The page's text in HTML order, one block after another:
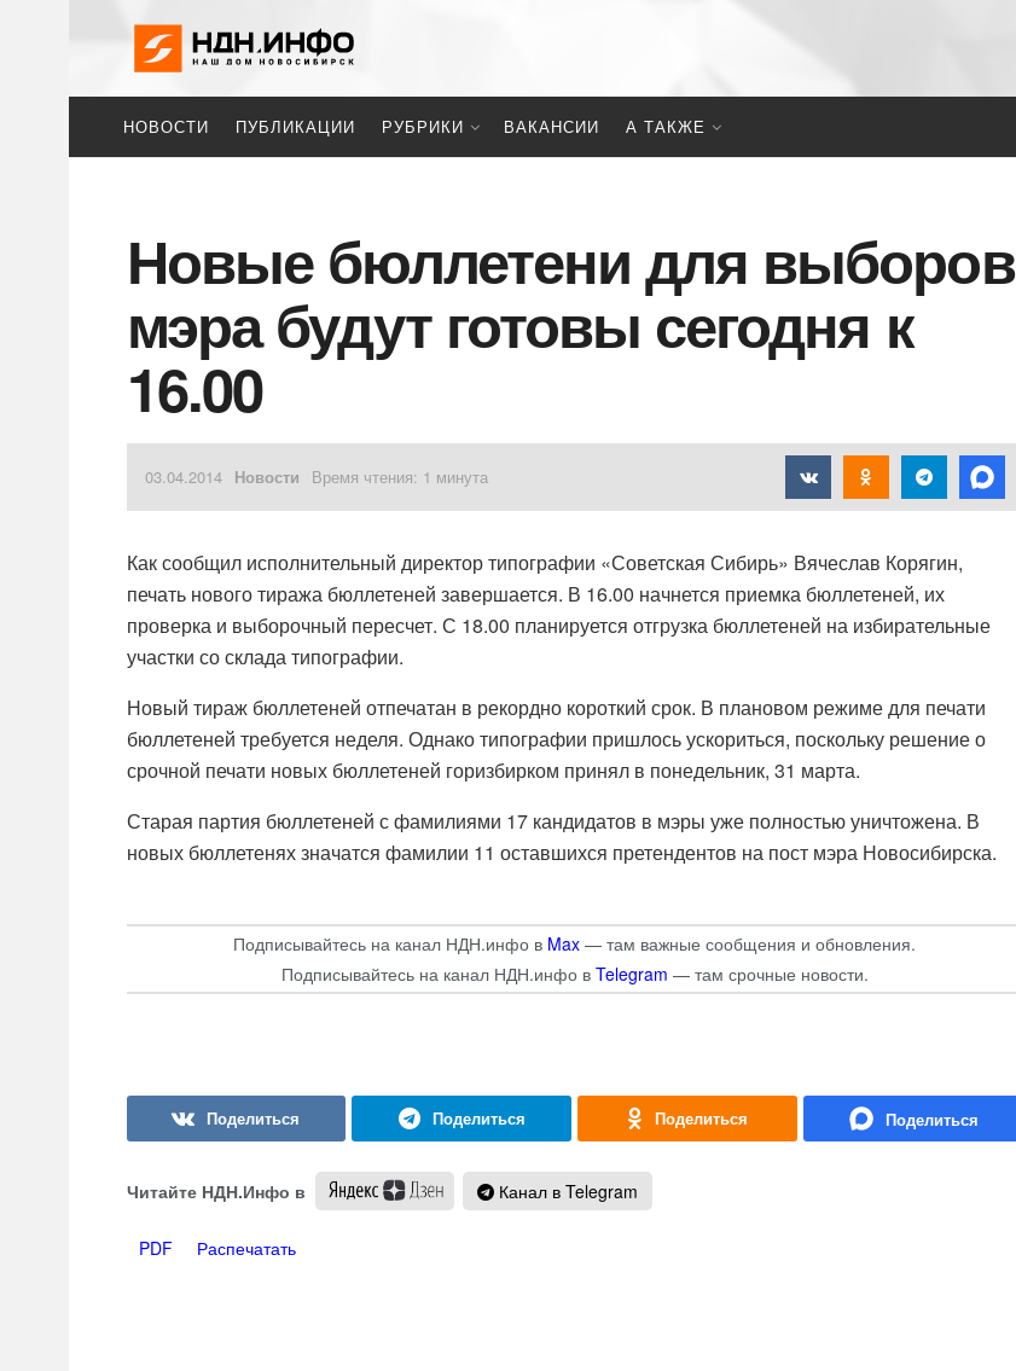
НОВОСТИ ПУБЛИКАЦИИ РУБРИКИ ВАКАНСИИ А ТАКЖЕ
Новые бюллетени для выборов
мэра будут готовы сегодня к
16.00
03.04.2014 Новости Время чтения: 1 минута
Как сообщил исполнительный директор типографии «Советская Сибирь» Вячеслав Корягин,
печать нового тиража бюллетеней завершается. В 16.00 начнется приемка бюллетеней, их
проверка и выборочный пересчет. С 18.00 планируется отгрузка бюллетеней на избирательные
участки со склада типографии.
Новый тираж бюллетеней отпечатан в рекордно короткий срок. В плановом режиме для печати
бюллетеней требуется неделя. Однако типографии пришлось ускориться, поскольку решение о
срочной печати новых бюллетеней горизбирком принял в понедельник, 31 марта.
Старая партия бюллетеней с фамилиями 17 кандидатов в мэры уже полностью уничтожена. В
новых бюллетенях значатся фамилии 11 оставшихся претендентов на пост мэра Новосибирска.
Подписывайтесь на канал НДН.инфо в Max — там важные сообщения и обновления.
Подписывайтесь на канал НДН.инфо в Telegram — там срочные новости.
Читайте НДН.Инфо в Канал в Telegram
PDF Распечатать